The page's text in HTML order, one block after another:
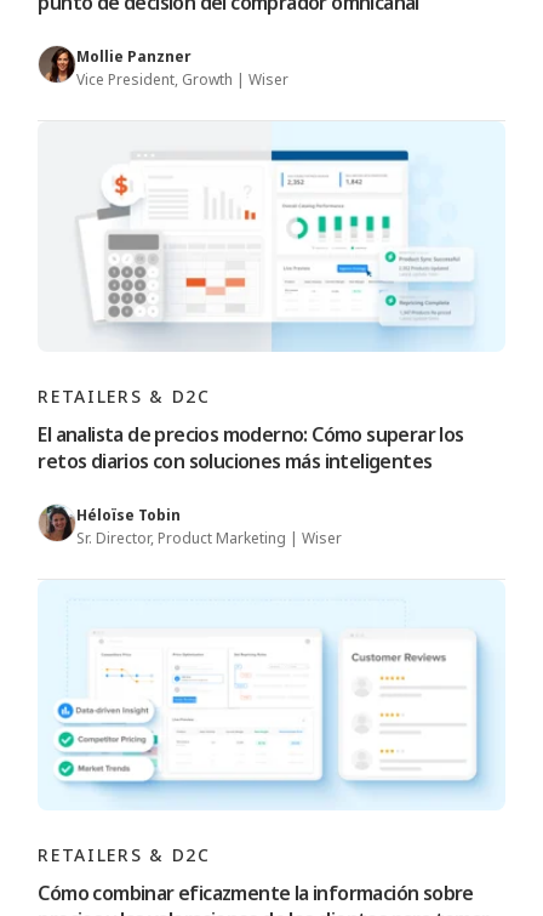
Mollie Panzner
Vice President, Growth | Wiser
RETAILERS & D2C
El analista de precios moderno: Cómo superar los
retos diarios con soluciones más inteligentes
Héloïse Tobin
Sr. Director, Product Marketing | Wiser
RETAILERS & D2C
Cómo combinar eficazmente la información sobre